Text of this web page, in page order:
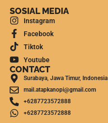
SOSIAL MEDIA
Instagram
Facebook
Tiktok
Youtube
CONTACT
Surabaya, Jawa Timur, Indonesia
mail.atapkanopi@gmail.com
+6287723572888
+6287723572888